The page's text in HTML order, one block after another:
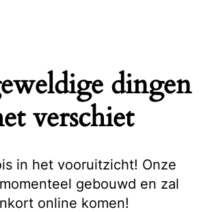
dingen
verschiet
in het vooruitzicht! Onze
gebouwd en zal
online komen!